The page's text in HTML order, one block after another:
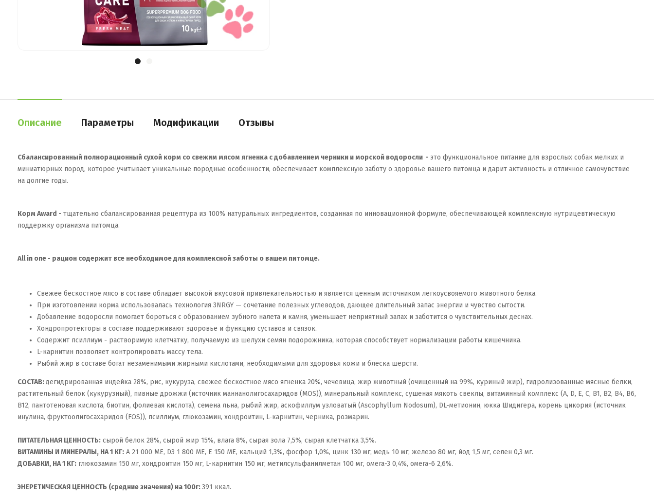
Описание Параметры Модификации Отзывы
Сбалансированный полнорационный сухой корм со свежим мясом ягненка с добавлением черники и морской водоросли - это функциональное питание для взрослых собак мелких и
миниатюрных пород, которое учитывает уникальные породные особенности, обеспечивает комплексную заботу о здоровье вашего питомца и дарит активность и отличное самочувствие
на долгие годы.
Корм Award - тщательно сбалансированная рецептура из 100% натуральных ингредиентов, созданная по инновационной формуле, обеспечивающей комплексную нутрицевтическую
поддержку организма питомца.
All in one - рацион содержит все необходимое для комплексной заботы о вашем питомце.
Свежее бескостное мясо в составе обладает высокой вкусовой привлекательностью и является ценным источником легкоусвояемого животного белка.
При изготовлении корма использовалась технология 3NRGY — сочетание полезных углеводов, дающее длительный запас энергии и чувство сытости.
Добавление водоросли помогает бороться с образованием зубного налета и камня, уменьшает неприятный запах и заботится о чувствительных деснах.
Хондропротекторы в составе поддерживают здоровье и функцию суставов и связок.
Содержит псиллиум - растворимую клетчатку, получаемую из шелухи семян подорожника, которая способствует нормализации работы кишечника.
L-карнитин позволяет контролировать массу тела.
Рыбий жир в составе богат незаменимыми жирными кислотами, необходимыми для здоровья кожи и блеска шерсти.
СОСТАВ:дегидрированная индейка 28%, рис, кукуруза, свежее бескостное мясо ягненка 20%, чечевица, жир животный (очищенный на 99%, куриный жир), гидролизованные мясные белки,
растительный белок (кукурузный), пивные дрожжи (источник маннанолигосахаридов (MOS)), минеральный комплекс, сушеная мякоть свеклы, витаминный комплекс (A, D, E, C, B1, B2, B4, B6,
B12, пантотеновая кислота, биотин, фолиевая кислота), семена льна, рыбий жир, аскофиллум узловатый (Ascophyllum Nodosum), DL-метионин, юкка Шидигера, корень цикория (источник
инулина, фруктоолигосахаридов (FOS)), псиллиум, глюкозамин, хондроитин, L-карнитин, черника, розмарин.
ПИТАТЕЛЬНАЯ ЦЕННОСТЬ: сырой белок 28%, сырой жир 15%, влага 8%, сырая зола 7,5%, сырая клетчатка 3,5%.
ВИТАМИНЫ И МИНЕРАЛЫ, НА 1 КГ: A 21 000 ME, D3 1 800 ME, E 150 МЕ, кальций 1,3%, фосфор 1,0%, цинк 130 мг, медь 10 мг, железо 80 мг, йод 1,5 мг, селен 0,3 мг.
ДОБАВКИ, НА 1 КГ: глюкозамин 150 мг, хондроитин 150 мг, L-карнитин 150 мг, метилсульфанилметан 100 мг, омега-3 0,4%, омега-6 2,6%.
ЭНЕРЕТИЧЕСКАЯ ЦЕННОСТЬ (средние значения) на 100г:391 ккал.